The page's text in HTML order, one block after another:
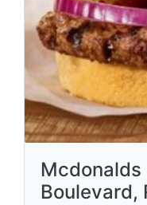
Boulevard,